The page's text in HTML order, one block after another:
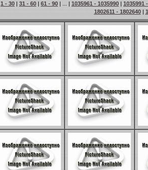
1 - 30 | 31 - 60 | 61 - 90 | ... | 1035961 - 1035990 | 1035991
1802611 - 1802640|